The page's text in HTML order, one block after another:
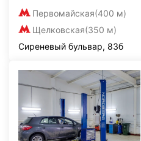
Первомайская(400 м)
Щелковская(350 м)
Сиреневый бульвар, 83б